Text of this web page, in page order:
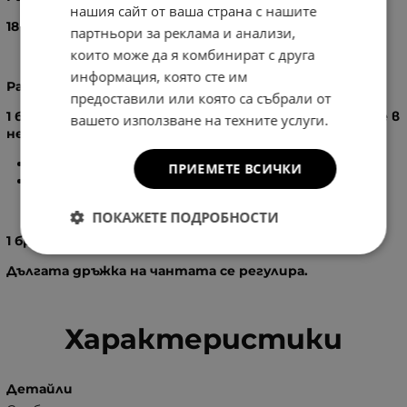
18X
Разпределение:
1 бр. основно отделение, затварящо се с цип, вътре в
него има:
бр. вътрешен джоб с цип
бр. вътрешен джоб без цип
1 бр. дръжка за ръка
Дългата дръжка на чантата се регулира.
Характеристики
Детайли
нашия сайт от ваша страна с нашите
партньори за реклама и анализи,
които може да я комбинират с друга
информация, която сте им
предоставили или която са събрали от
вашето използване на техните услуги.
ПРИЕМЕТЕ ВСИЧКИ
ПОКАЖЕТЕ ПОДРОБНОСТИ